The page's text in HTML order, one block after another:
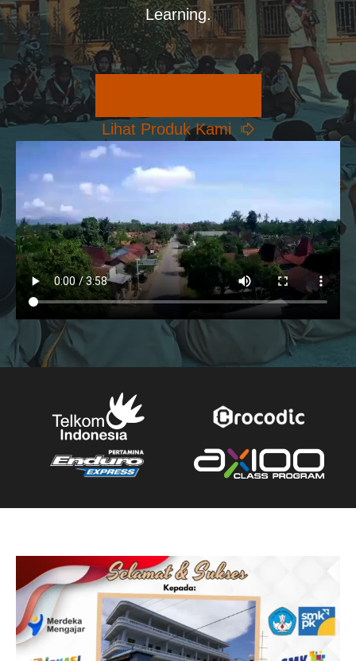
Learning.
Lihat Produk Kami